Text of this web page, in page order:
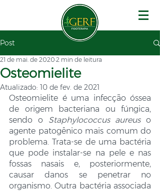
Post
Osteomielite
21 de mai. de 2020 2 min de leitura
Atualizado: 10 de fev. de 2021
Osteomielite é uma infecção óssea
de origem bacteriana ou fúngica,
sendo o Staphylococcus aureus o
agente patogênico mais comum do
problema. Trata-se de uma bactéria
que pode instalar-se na pele e nas
fossas nasais e, posteriormente,
causar danos se penetrar no
organismo. Outra bactéria associada